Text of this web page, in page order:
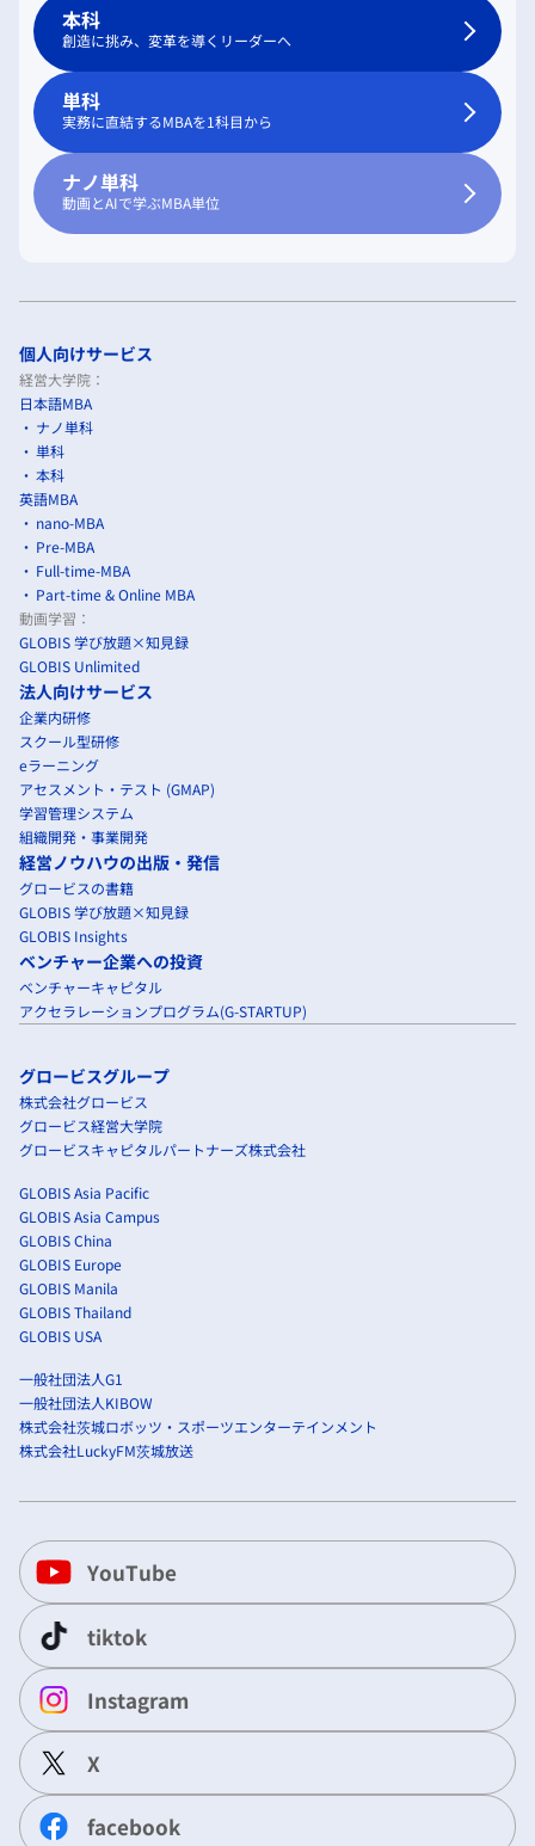
本科
創造に挑み、変革を導くリーダーへ
単科
実務に直結するMBAを1科目から
ナノ単科
動画とAIで学ぶMBA単位
個人向けサービス
経営大学院：
日本語MBA
ナノ単科
単科
本科
英語MBA
nano-MBA
Pre-MBA
Full-time-MBA
Part-time & Online MBA
動画学習：
GLOBIS 学び放題×知見録
GLOBIS Unlimited
法人向けサービス
企業内研修
スクール型研修
eラーニング
アセスメント・テスト (GMAP)
学習管理システム
組織開発・事業開発
経営ノウハウの出版・発信
グロービスの書籍
GLOBIS 学び放題×知見録
GLOBIS Insights
ベンチャー企業への投資
ベンチャーキャピタル
アクセラレーションプログラム(G-STARTUP)
グロービスグループ
株式会社グロービス
グロービス経営大学院
グロービスキャピタルパートナーズ株式会社
GLOBIS Asia Pacific
GLOBIS Asia Campus
GLOBIS China
GLOBIS Europe
GLOBIS Manila
GLOBIS Thailand
GLOBIS USA
一般社団法人G1
一般社団法人KIBOW
株式会社茨城ロボッツ・スポーツエンターテインメント
株式会社LuckyFM茨城放送
YouTube
tiktok
Instagram
X
facebook